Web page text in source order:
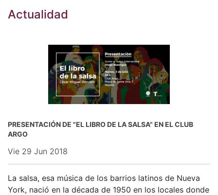
Actualidad
PRESENTACIÓN DE "EL LIBRO DE LA SALSA" EN EL CLUB
ARGO
Vie 29 Jun 2018
La salsa, esa música de los barrios latinos de Nueva
York, nació en la década de 1950 en los locales donde